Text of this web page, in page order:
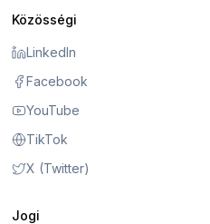
Közösségi
LinkedIn
Facebook
YouTube
TikTok
X (Twitter)
Jogi